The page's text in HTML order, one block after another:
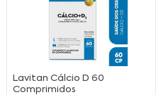
Lavitan Cálcio D 60
Comprimidos